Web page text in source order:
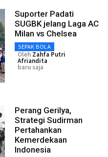
Suporter Padati
SUGBK jelang Laga AC
Milan vs Chelsea
SEPAK BOLA
Oleh Zahfa Putri
Afriandita
baru saja
Perang Gerilya,
Strategi Sudirman
Pertahankan
Kemerdekaan
Indonesia